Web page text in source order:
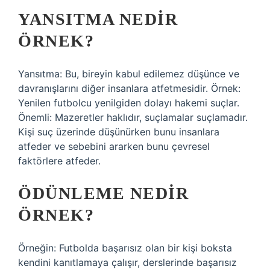
YANSITMA NEDIR
ÖRNEK?
Yansıtma: Bu, bireyin kabul edilemez düşünce ve
davranışlarını diğer insanlara atfetmesidir. Örnek:
Yenilen futbolcu yenilgiden dolayı hakemi suçlar.
Önemli: Mazeretler haklıdır, suçlamalar suçlamadır.
Kişi suç üzerinde düşünürken bunu insanlara
atfeder ve sebebini ararken bunu çevresel
faktörlere atfeder.
ÖDÜNLEME NEDIR
ÖRNEK?
Örneğin: Futbolda başarısız olan bir kişi boksta
kendini kanıtlamaya çalışır, derslerinde başarısız